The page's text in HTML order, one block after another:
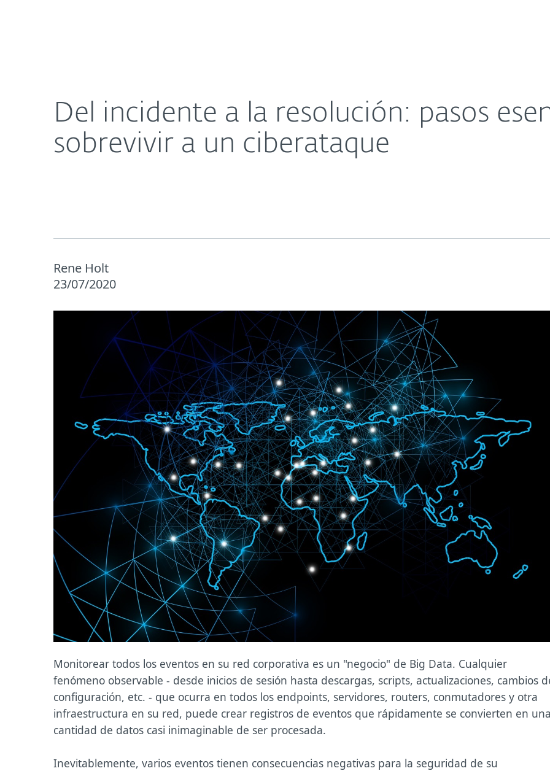
Del incidente a la resolución: pasos
sobrevivir a un ciberataque
Rene Holt
23/07/2020
Monitorear todos los eventos en su red corporativa es un "negocio" de Big Data. Cualquier
fenómeno observable - desde inicios de sesión hasta descargas, scripts, actualizaciones, cambios
configuración, etc. - que ocurra en todos los endpoints, servidores, routers, conmutadores y otra
infraestructura en su red, puede crear registros de eventos que rápidamente se convierten en
cantidad de datos casi inimaginable de ser procesada.
Inevitablemente, varios eventos tienen consecuencias negativas para la seguridad de su